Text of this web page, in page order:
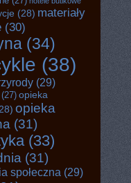
(28) materiały
(30)
(34)
(38)
(29)
(27) opieka
opieka
(31)
(33)
(31)
społeczna (29)